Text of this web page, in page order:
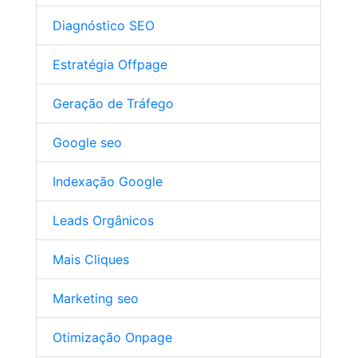
Diagnóstico SEO
Estratégia Offpage
Geração de Tráfego
Google seo
Indexação Google
Leads Orgânicos
Mais Cliques
Marketing seo
Otimização Onpage